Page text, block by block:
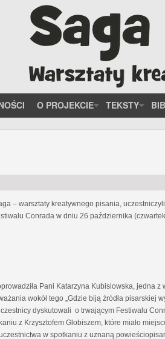
O PROJEKCIE TEKSTY
– warsztaty kreatywnego pisania,
Conrada w dniu 26 października
Pani Katarzyna Kubisiowska, jedna
wokół tego „Gdzie biją źródła pisarskiej
dyskutowali o trwającym Festiwalu
z Krzysztofem Globiszem, które miało
w spotkaniu z uznaną